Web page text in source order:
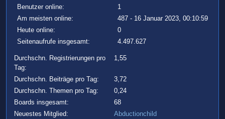
Benutzer online:
1
Am meisten online:
487 - 16 Januar 2023, 00:10:59
Heute online:
0
Seitenaufrufe insgesamt:
4.497.627
Durchschn. Registrierungen pro
Tag:
1,55
Durchschn. Beiträge pro Tag:
3,72
Durchschn. Themen pro Tag:
0,24
Boards insgesamt:
68
Neuestes Mitglied:
Abductionchild